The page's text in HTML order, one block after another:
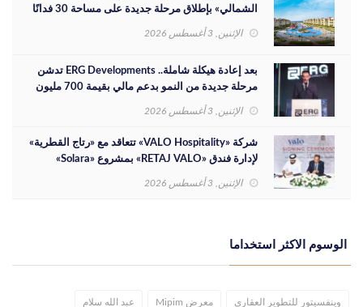
الشمالي» بإطلاق مرحلة جديدة على مساحة 30 فدانًا
الإثنين, 3 أغسطس 2026
بعد إعادة هيكلة شاملة.. ERG Developments تدشن
مرحلة جديدة من النمو بدعم مالي بقيمة 700 مليون
الإثنين, 3 أغسطس 2026
شركة «VALO Hospitality» تتعاقد مع «رتاج القطرية»
لإدارة فندق «RETAJ VALO» بمشروع «Solara»
الإثنين, 3 أغسطس 2026
الوسوم الاكثر استخداما
وينفسيتور للتطوير العقاري معرض Mipim عبد الله سلام